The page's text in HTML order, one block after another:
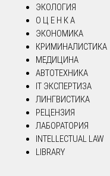
ЭКОЛОГИЯ
О Ц Е Н К А
ЭКОНОМИКА
КРИМИНАЛИСТИКА
МЕДИЦИНА
АВТОТЕХНИКА
IT ЭКСПЕРТИЗА
ЛИНГВИСТИКА
РЕЦЕНЗИЯ
ЛАБОРАТОРИЯ
INTELLECTUAL LAW
LIBRARY